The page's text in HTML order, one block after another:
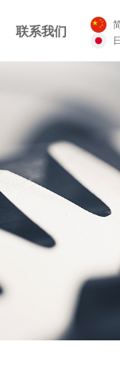
联系我们